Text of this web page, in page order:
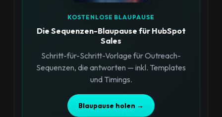
KOSTENLOSE BLAUPAUSE
Die Sequenzen-Blaupause für HubSpot
Sales
Schritt-für-Schritt-Vorlage für Outreach-
Sequenzen, die antworten — inkl. Templates
und Timings.
Blaupause holen →